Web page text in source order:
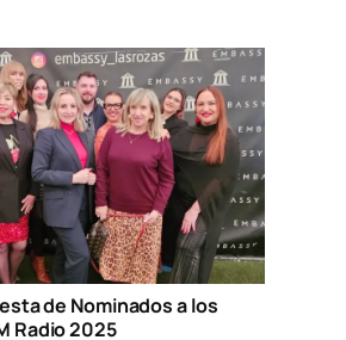
de Nominados a los
Radio 2025